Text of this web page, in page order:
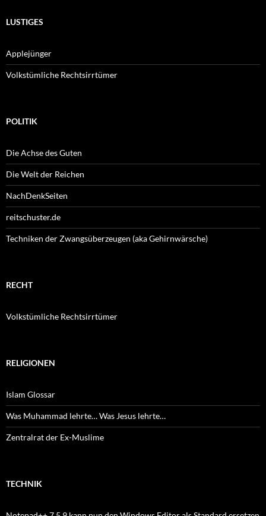
LUSTIGES
Applejünger
Volkstümliche Rechtsirrtümer
POLITIK
Die Achse des Guten
Die Welt der Reichen
NachDenkSeiten
reitschuster.de
Techniken der Zwangsüberzeugen (aka Gehirnwärsche)
RECHT
Volkstümliche Rechtsirrtümer
RELIGIONEN
Islam Glossar
Was Muhammad lehrte… Was Jesus lehrte…
Zentralrat der Ex-Muslime
TECHNIK